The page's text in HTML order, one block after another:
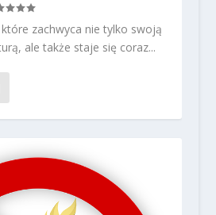
zachwyca nie tylko swoją
ale także staje się coraz...